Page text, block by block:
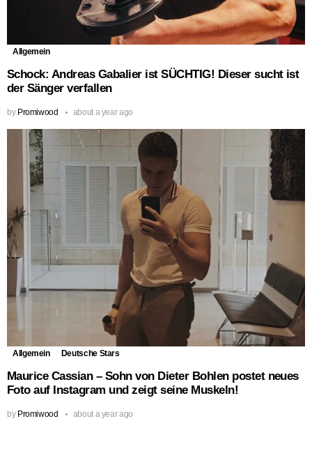
Allgemein
Schock: Andreas Gabalier ist SÜCHTIG! Dieser sucht ist
der Sänger verfallen
by Promiwood about a year ago
Allgemein Deutsche Stars
Maurice Cassian – Sohn von Dieter Bohlen postet neues
Foto auf Instagram und zeigt seine Muskeln!
by Promiwood about a year ago